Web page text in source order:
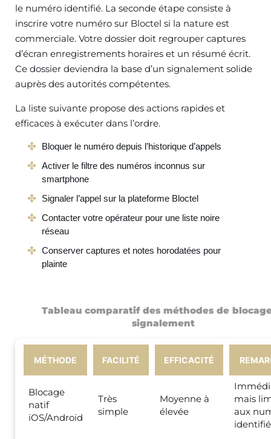
le numéro identifié. La seconde étape consiste à
inscrire votre numéro sur Bloctel si la nature est
commerciale. Votre dossier doit regrouper captures
d’écran enregistrements horaires et un résumé écrit.
Ce dossier deviendra la base d’un signalement solide
auprès des autorités compétentes.
La liste suivante propose des actions rapides et
efficaces à exécuter dans l’ordre.
Bloquer le numéro depuis l’historique d’appels
Activer le filtre des numéros inconnus sur
smartphone
Signaler l’appel sur la plateforme Bloctel
Contacter votre opérateur pour une liste noire
réseau
Conserver captures et notes horodatées pour
plainte
Tableau comparatif des méthodes de
signalement
MÉTHODE FACILITÉ EFFICACITÉ
Blocage
natif
iOS/Android
Très
simple
Moyenne à
élevée
mais
aux